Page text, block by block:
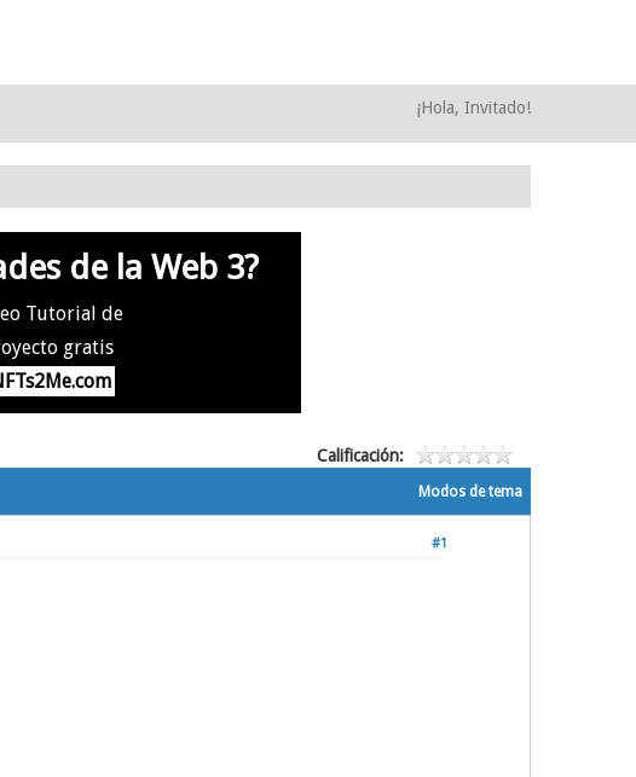
¡Hola, Invitado!
de la Web 3?
Tutorial de
gratis
Calificación:
Modos de tema
#1